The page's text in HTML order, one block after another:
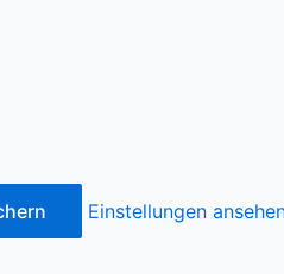
Einstellungen